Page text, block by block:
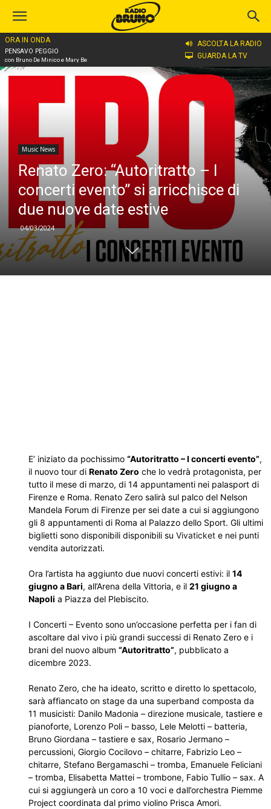
ORA IN ONDA
PENSAVO PEGGIO
con Bruno De Minico e Mary Be
ASCOLTA LA RADIO
GUARDA LA TV
Home
Music News
Renato Zero: “Autoritratto – I
concerti evento” si arricchisce di
due nuove date estive
04/03/2024
E’ iniziato da pochissimo “Autoritratto – I concerti evento”,
il nuovo tour di Renato Zero che lo vedrà protagonista, per
tutto il mese di marzo, di 14 appuntamenti nei palasport di
Firenze e Roma. Renato Zero salirà sul palco del Nelson
Mandela Forum di Firenze per sei date a cui si aggiungono
gli 8 appuntamenti di Roma al Palazzo dello Sport. Gli ultimi
biglietti sono disponibili disponibili su Vivaticket e nei punti
vendita autorizzati.
Ora l’artista ha aggiunto due nuovi concerti estivi: il 14
giugno a Bari, all’Arena della Vittoria, e il 21 giugno a
Napoli a Piazza del Plebiscito.
I Concerti – Evento sono un’occasione perfetta per i fan di
ascoltare dal vivo i più grandi successi di Renato Zero e i
brani del nuovo album “Autoritratto”, pubblicato a
dicembre 2023.
Renato Zero, che ha ideato, scritto e diretto lo spettacolo,
sarà affiancato on stage da una superband composta da
11 musicisti: Danilo Madonia – direzione musicale, tastiere e
pianoforte, Lorenzo Poli – basso, Lele Melotti – batteria,
Bruno Giordana – tastiere e sax, Rosario Jermano –
percussioni, Giorgio Cocilovo – chitarre, Fabrizio Leo –
chitarre, Stefano Bergamaschi – tromba, Emanuele Feliciani
– tromba, Elisabetta Mattei – trombone, Fabio Tullio – sax. A
cui si aggiungerà un coro a 10 voci e dall’orchestra Piemme
Project coordinata dal primo violino Prisca Amori.